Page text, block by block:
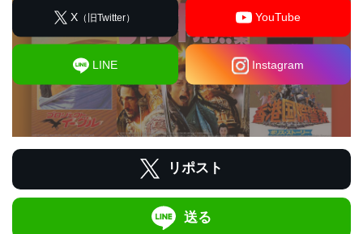
X （旧Twitter） YouTube
LINE Instagram
リポスト
送る